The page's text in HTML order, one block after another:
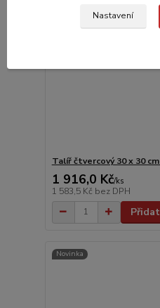
Talíř čtvercový 30 x 30
1 916,0 Kč/ks
1 583,5 Kč bez DPH
Novinka
Nastavení